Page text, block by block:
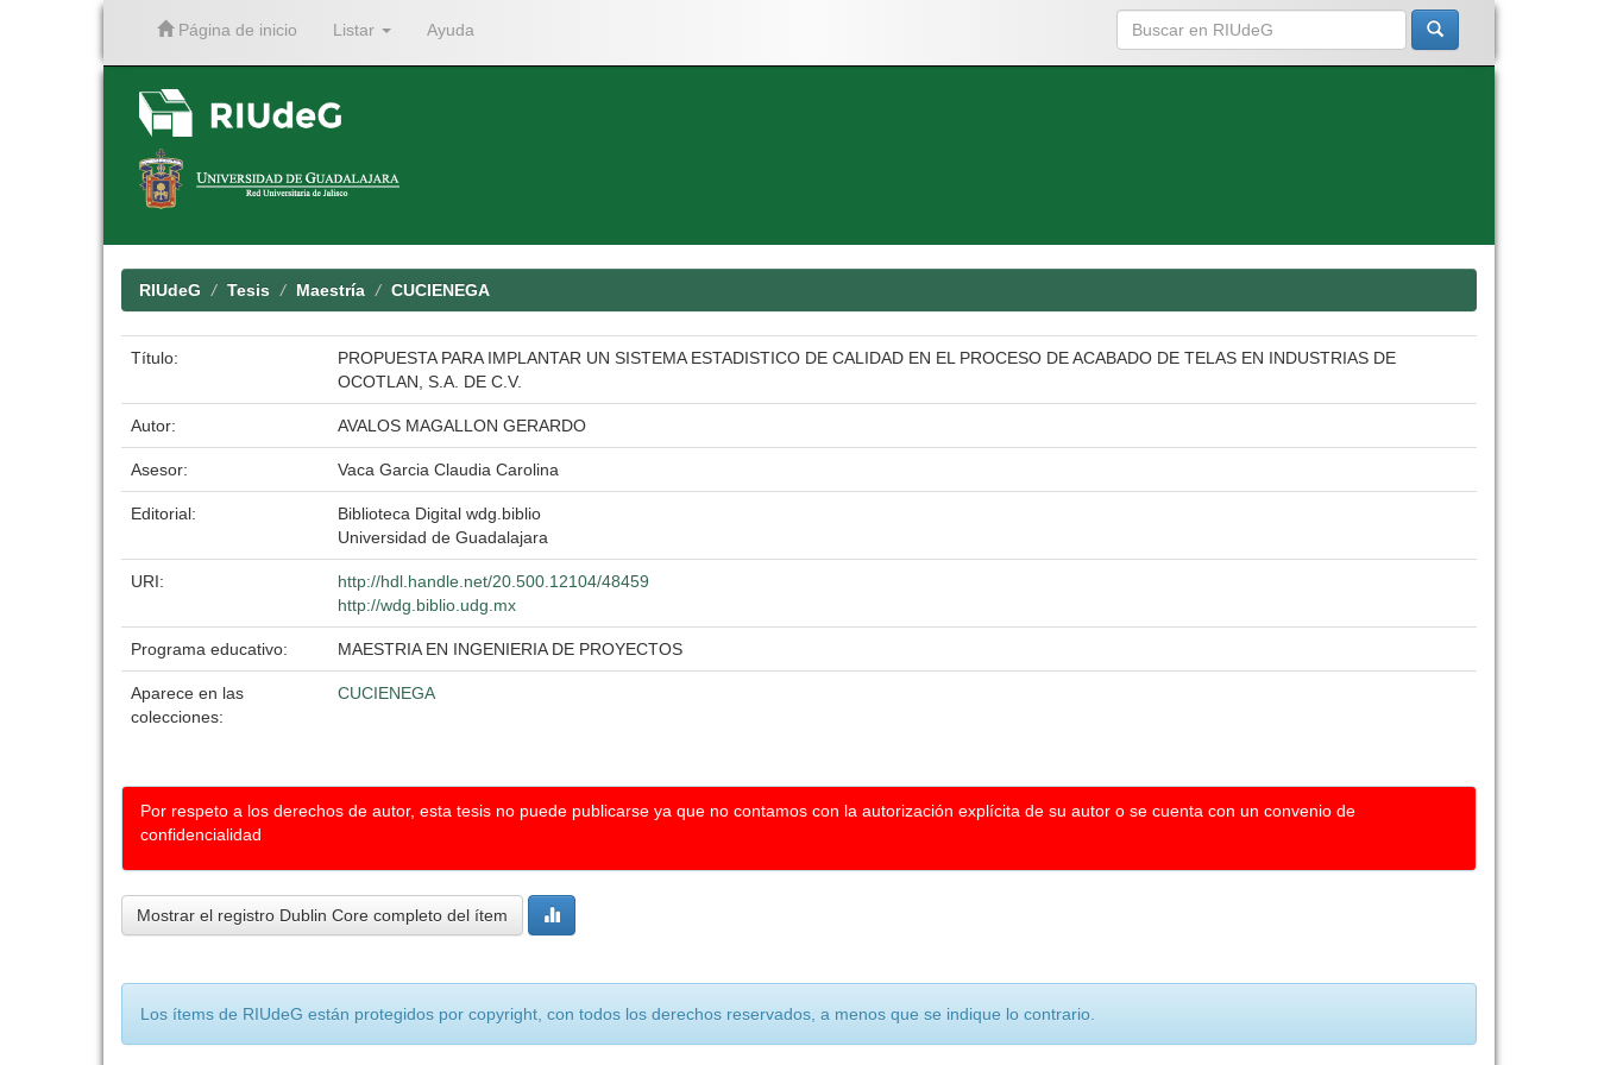
Página de inicio Listar Ayuda
RIUdeG Tesis Maestría CUCIENEGA
Título:
PROPUESTA PARA IMPLANTAR UN SISTEMA ESTADISTICO DE CALIDAD EN EL PROCESO DE ACABADO DE TELAS EN INDUSTRIAS DE
OCOTLAN, S.A. DE C.V.
Autor: AVALOS MAGALLON GERARDO
Asesor: Vaca Garcia Claudia Carolina
Editorial:
Biblioteca Digital wdg.biblio
Universidad de Guadalajara
URI:
http://hdl.handle.net/20.500.12104/48459
http://wdg.biblio.udg.mx
Programa educativo: MAESTRIA EN INGENIERIA DE PROYECTOS
Aparece en las
colecciones:
CUCIENEGA
Por respeto a los derechos de autor, esta tesis no puede publicarse ya que no contamos con la autorización explícita de su autor o se cuenta con un convenio de
confidencialidad
Mostrar el registro Dublin Core completo del ítem
Los ítems de RIUdeG están protegidos por copyright, con todos los derechos reservados, a menos que se indique lo contrario.